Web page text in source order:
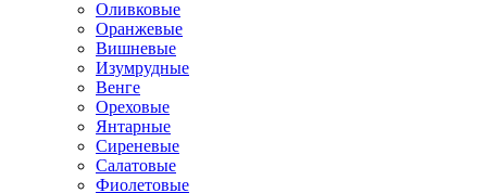
Оливковые
Оранжевые
Вишневые
Изумрудные
Венге
Ореховые
Янтарные
Сиреневые
Салатовые
Фиолетовые